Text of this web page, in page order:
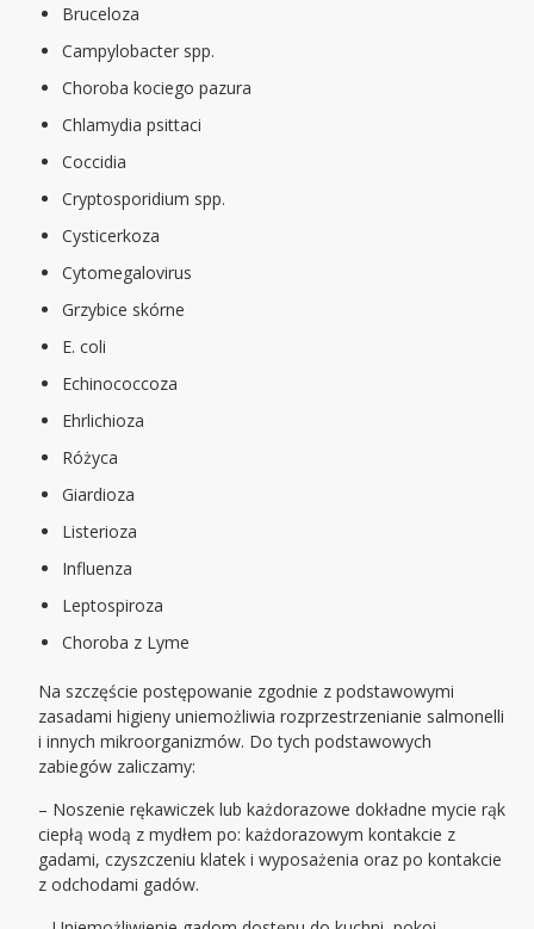
Bruceloza
Campylobacter spp.
Choroba kociego pazura
Chlamydia psittaci
Coccidia
Cryptosporidium spp.
Cysticerkoza
Cytomegalovirus
Grzybice skórne
E. coli
Echinococcoza
Ehrlichioza
Różyca
Giardioza
Listerioza
Influenza
Leptospiroza
Choroba z Lyme
Na szczęście postępowanie zgodnie z podstawowymi
zasadami higieny uniemożliwia rozprzestrzenianie salmonelli
i innych mikroorganizmów. Do tych podstawowych
zabiegów zaliczamy:
– Noszenie rękawiczek lub każdorazowe dokładne mycie rąk
ciepłą wodą z mydłem po: każdorazowym kontakcie z
gadami, czyszczeniu klatek i wyposażenia oraz po kontakcie
z odchodami gadów.